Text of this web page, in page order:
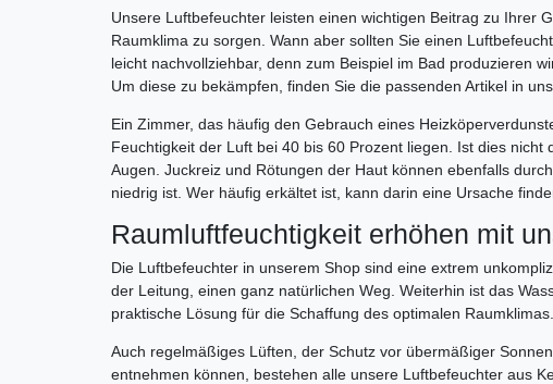
Unsere Luftbefeuchter leisten einen wichtigen Beitrag zu Ihrer
Raumklima zu sorgen. Wann aber sollten Sie einen
leicht nachvollziehbar, denn zum Beispiel im Bad produzieren
Um diese zu bekämpfen, finden Sie die passenden Artikel in
Ein Zimmer, das häufig den Gebrauch eines
Feuchtigkeit der Luft bei 40 bis 60 Prozent liegen. Ist dies
Augen. Juckreiz und Rötungen der Haut können ebenfalls
niedrig ist. Wer häufig erkältet ist, kann darin eine Ursache
Raumluftfeuchtigkeit erhöhen mit
Die Luftbefeuchter in unserem Shop sind eine extrem
der Leitung, einen ganz natürlichen Weg. Weiterhin ist das
praktische Lösung für die Schaffung des optimalen
Auch regelmäßiges Lüften, der Schutz vor übermäßiger
entnehmen können, bestehen alle unsere Luftbefeuchter aus